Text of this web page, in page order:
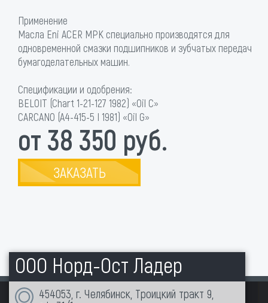
Применение
Масла Eni ACER MPK специально производятся для
одновременной смазки подшипников и зубчатых передач
бумагоделательных машин.
Спецификации и одобрения:
BELOIT (Chart 1-21-127 1982) «Oil C»
CARCANO (A4-415-5 I 1981) «Oil G»
от 38 350 руб.
ЗАКАЗАТЬ
ООО Норд-Ост Ладер
454053, г. Челябинск, Троицкий тракт 9,